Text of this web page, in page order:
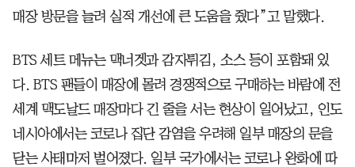
매장 방문을 늘려 실적 개선에 큰 도움을 줬다”고 말했다.
BTS 세트 메뉴는 맥너겟과 감자튀김, 소스 등이 포함돼 있
다. BTS 팬들이 매장에 몰려 경쟁적으로 구매하는 바람에 전
세계 맥도날드 매장마다 긴 줄을 서는 현상이 일어났고, 인도
네시아에서는 코로나 집단 감염을 우려해 일부 매장의 문을
닫는 사태마저 벌어졌다. 일부 국가에서는 코로나 완화에 따